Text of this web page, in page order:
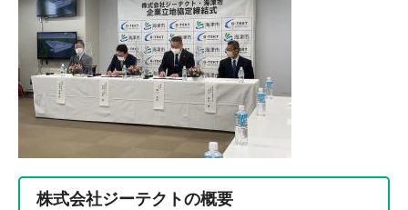
株式会社ジーテクトの概要